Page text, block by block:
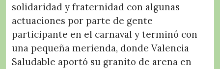
solidaridad y fraternidad con algunas
actuaciones por parte de gente
participante en el carnaval y terminó con
una pequeña merienda, donde Valencia
Saludable aportó su granito de arena en